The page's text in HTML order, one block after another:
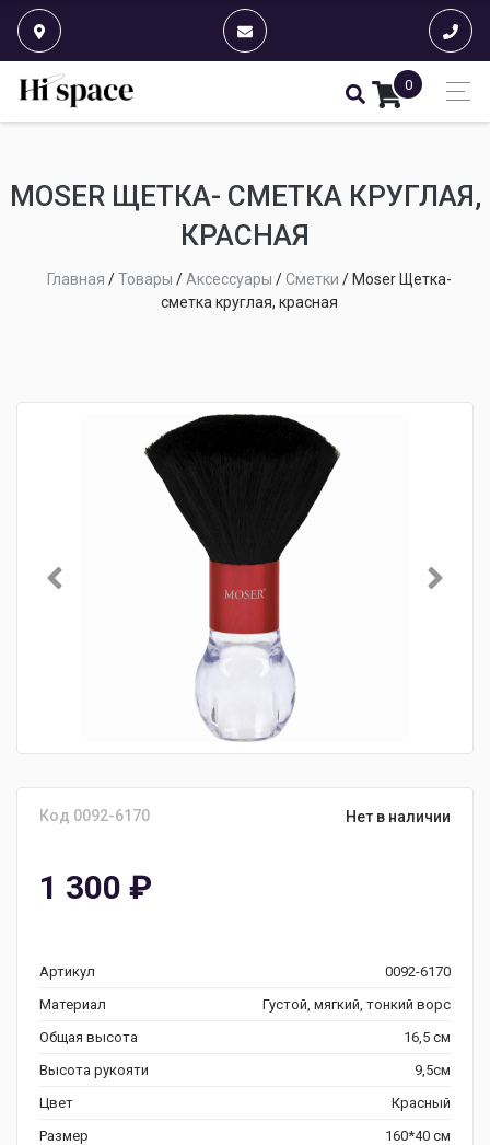
0
MOSER ЩЕТКА- СМЕТКА КРУГЛАЯ,
КРАСНАЯ
Главная /Товары /Аксессуары /Сметки / Moser Щетка-
сметка круглая, красная
Код 0092-6170 Нет в наличии
1 300 ₽
Артикул
0092-6170
Материал
Густой, мягкий, тонкий ворс
Общая высота
16,5 см
Высота рукояти
9,5см
Цвет
Красный
Размер
160*40 см